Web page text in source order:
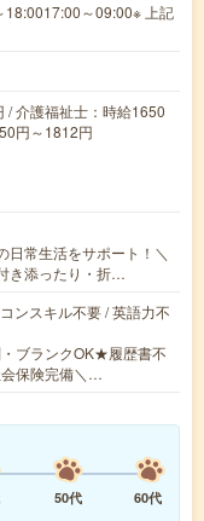
18:0017:00～09:00※ 上記
/ 介護福祉士：時給1650
円～1812円
日常生活をサポート！＼
き添ったり・折…
ンスキル不要 / 英語力不
ブランクOK★履歴書不
保険完備＼…
50代
60代